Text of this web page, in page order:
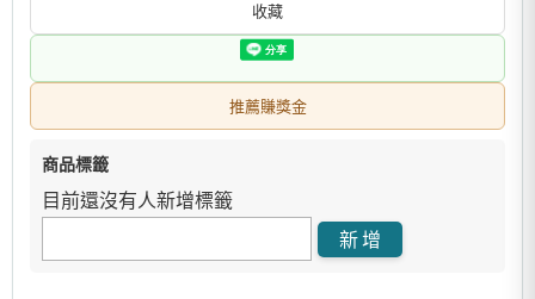
收藏
推薦賺獎金
商品標籤
目前還沒有人新增標籤